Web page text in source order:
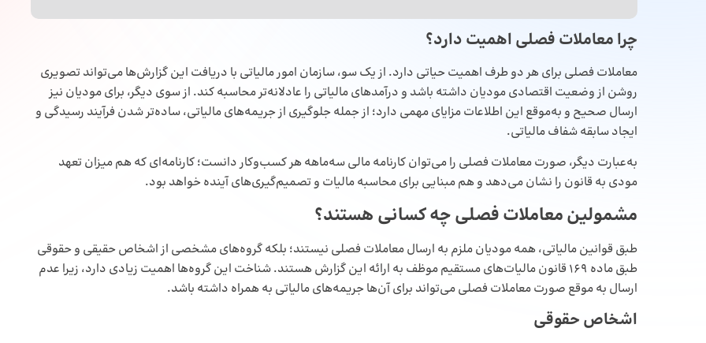
چرا معاملات فصلی اهمیت دارد؟
معاملات فصلی برای هر دو طرف اهمیت حیاتی دارد. از یک سو، سازمان امور مالیاتی با دریافت این گزارش‌ها می‌تواند تصویری
روشن از وضعیت اقتصادی مودیان داشته باشد و درآمدهای مالیاتی را عادلانه‌تر محاسبه کند. از سوی دیگر، برای مودیان نیز
ارسال صحیح و به‌موقع این اطلاعات مزایای مهمی دارد؛ از جمله جلوگیری از جریمه‌های مالیاتی، ساده‌تر شدن فرآیند رسیدگی و
ایجاد سابقه شفاف مالیاتی.
به‌عبارت دیگر، صورت معاملات فصلی را می‌توان کارنامه مالی سه‌ماهه هر کسب‌وکار دانست؛ کارنامه‌ای که هم میزان تعهد
مودی به قانون را نشان می‌دهد و هم مبنایی برای محاسبهمالیات و تصمیم‌گیری‌های آینده خواهد بود.
مشمولین معاملات فصلی چه کسانی هستند؟
طبق قوانین مالیاتی، همه مودیان ملزم به ارسال معاملات فصلی نیستند؛ بلکه گروه‌های مشخصی از اشخاص حقیقی و حقوقی
طبق ماده ۱۶۹ قانون مالیات‌های مستقیم موظف به ارائه این گزارش هستند. شناخت این گروه‌ها اهمیت زیادی دارد، زیرا عدم
ارسال به موقع صورت معاملات فصلی می‌تواند برای آن‌ها جریمه‌های مالیاتی به همراه داشته باشد.
اشخاص حقوقی